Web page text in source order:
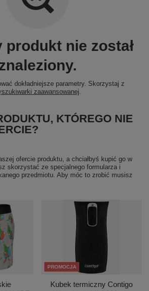
produkt nie został
dokładniejsze parametry. Skorzystaj z
zaawansowanej.
KTÓREGO NIE
ofercie produktu, a chciałbyś kupić go w
skorzystać ze specjalnego formularza i
przedmiotu. Aby móc to zrobić musisz
PROMOCJA
Kubek termiczny Contigo